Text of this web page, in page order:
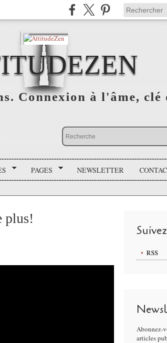
Connexion à l'âme, clé
PAGES NEWSLETTER
plus!
RSS
Abonnez-
articles